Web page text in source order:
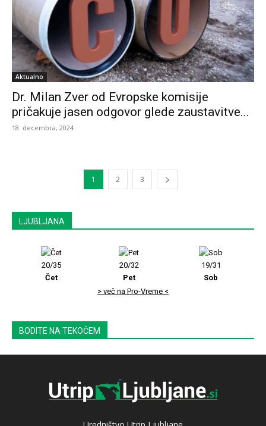
Aktualno
Dr. Milan Zver od Evropske komisije
pričakuje jasen odgovor glede zaustavitve...
18. decembra, 2024
1 2 3
LJUBLJANA
20/35
Čet
20/32
Pet
19/31
Sob
> več na Pro-Vreme <
BODITE NA TEKOČEM